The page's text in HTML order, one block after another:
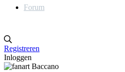
Forum
Registreren
Inloggen